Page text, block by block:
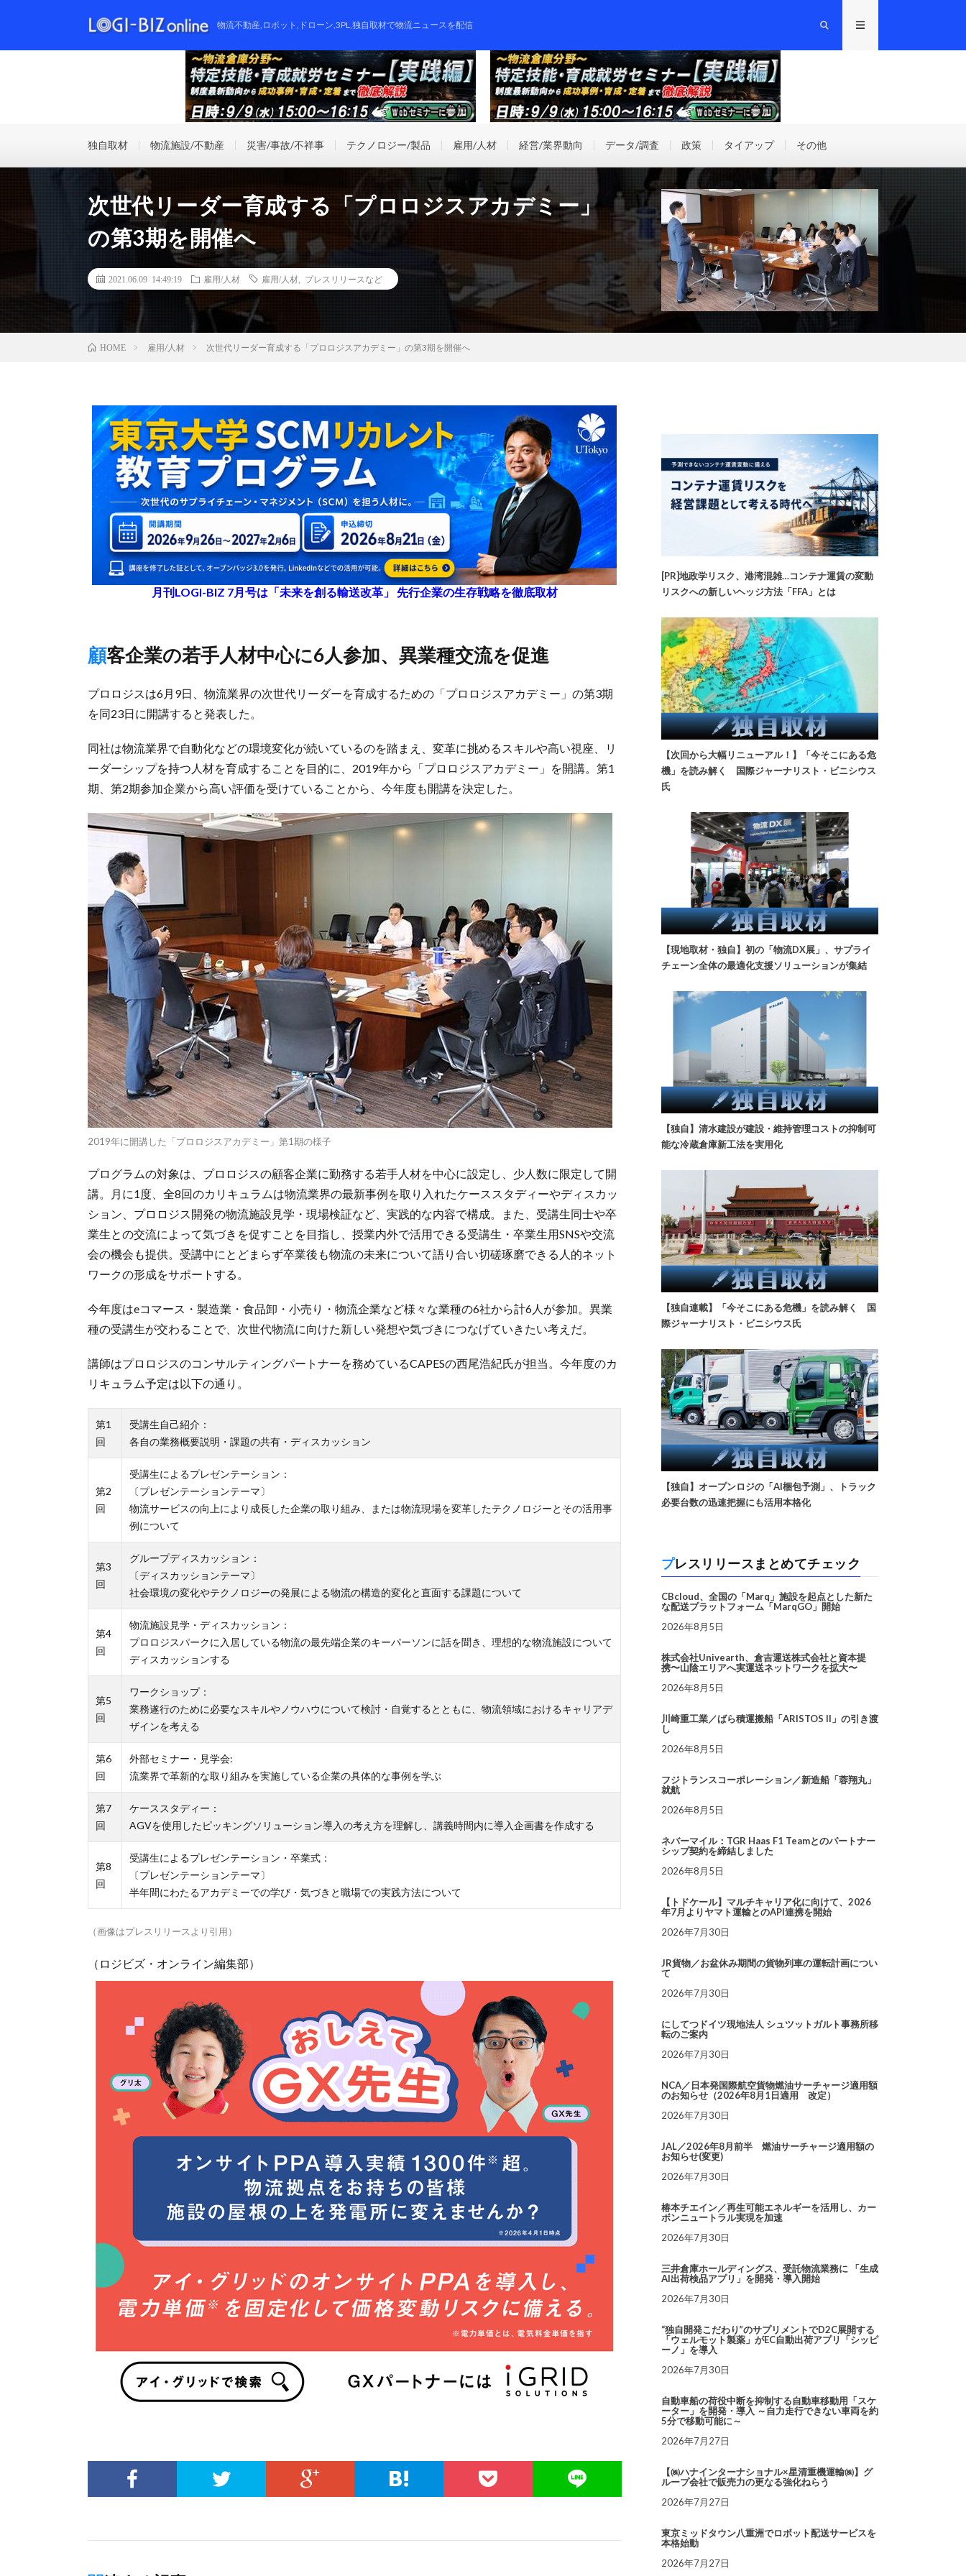
物流不動産,ロボット,ドローン,3PL,独自取材で物流ニュースを配信
独自取材 物流施設/不動産 災害/事故/不祥事 テクノロジー/製品 雇用/人材 経営/業界動向 データ/調査 政策 タイアップ その他
次世代リーダー育成する「プロロジスアカデミー」
の第3期を開催へ
2021.06.09 14:49:19 雇用/人材 雇用/人材 プレスリリースなど
HOME 雇用/人材 次世代リーダー育成する「プロロジスアカデミー」の第3期を開催へ
月刊LOGI-BIZ 7月号は「未来を創る輸送改革」 先行企業の生存戦略を徹底取材
顧客企業の若手人材中心に6人参加、異業種交流を促進
プロロジスは6月9日、物流業界の次世代リーダーを育成するための「プロロジスアカデミー」の第3期
を同23日に開講すると発表した。
同社は物流業界で自動化などの環境変化が続いているのを踏まえ、変革に挑めるスキルや高い視座、リ
ーダーシップを持つ人材を育成することを目的に、2019年から「プロロジスアカデミー」を開講。第1
期、第2期参加企業から高い評価を受けていることから、今年度も開講を決定した。
2019年に開講した「プロロジスアカデミー」第1期の様子
プログラムの対象は、プロロジスの顧客企業に勤務する若手人材を中心に設定し、少人数に限定して開
講。月に1度、全8回のカリキュラムは物流業界の最新事例を取り入れたケーススタディーやディスカッ
ション、プロロジス開発の物流施設見学・現場検証など、実践的な内容で構成。また、受講生同士や卒
業生との交流によって気づきを促すことを目指し、授業内外で活用できる受講生・卒業生用SNSや交流
会の機会も提供。受講中にとどまらず卒業後も物流の未来について語り合い切磋琢磨できる人的ネット
ワークの形成をサポートする。
今年度はeコマース・製造業・食品卸・小売り・物流企業など様々な業種の6社から計6人が参加。異業
種の受講生が交わることで、次世代物流に向けた新しい発想や気づきにつなげていきたい考えだ。
講師はプロロジスのコンサルティングパートナーを務めているCAPESの西尾浩紀氏が担当。今年度のカ
リキュラム予定は以下の通り。
第1
回
受講生自己紹介：
各自の業務概要説明・課題の共有・ディスカッション
第2
回
受講生によるプレゼンテーション：
〔プレゼンテーションテーマ〕
物流サービスの向上により成長した企業の取り組み、または物流現場を変革したテクノロジーとその活用事
例について
第3
回
グループディスカッション：
〔ディスカッションテーマ〕
社会環境の変化やテクノロジーの発展による物流の構造的変化と直面する課題について
第4
回
物流施設見学・ディスカッション：
プロロジスパークに入居している物流の最先端企業のキーパーソンに話を聞き、理想的な物流施設について
ディスカッションする
第5
回
ワークショップ：
業務遂行のために必要なスキルやノウハウについて検討・自覚するとともに、物流領域におけるキャリアデ
ザインを考える
第6
回
外部セミナー・見学会:
流業界で革新的な取り組みを実施している企業の具体的な事例を学ぶ
第7
回
ケーススタディー：
AGVを使用したピッキングソリューション導入の考え方を理解し、講義時間内に導入企画書を作成する
第8
回
受講生によるプレゼンテーション・卒業式：
〔プレゼンテーションテーマ〕
半年間にわたるアカデミーでの学び・気づきと職場での実践方法について
（画像はプレスリリースより引用）
（ロジビズ・オンライン編集部）
[PR]地政学リスク、港湾混雑…コンテナ運賃の変動
リスクへの新しいヘッジ方法「FFA」とは
【次回から大幅リニューアル！】「今そこにある危
機」を読み解く 国際ジャーナリスト・ビニシウス
氏
【現地取材・独自】初の「物流DX展」、サプライ
チェーン全体の最適化支援ソリューションが集結
【独自】清水建設が建設・維持管理コストの抑制可
能な冷蔵倉庫新工法を実用化
【独自連載】「今そこにある危機」を読み解く 国
際ジャーナリスト・ビニシウス氏
【独自】オープンロジの「AI梱包予測」、トラック
必要台数の迅速把握にも活用本格化
プレスリリースまとめてチェック
CBcloud、全国の「Marq」施設を起点とした新た
な配送プラットフォーム「MarqGO」開始
2026年8月5日
株式会社Univearth、倉吉運送株式会社と資本提
携〜山陰エリアへ実運送ネットワークを拡大〜
2026年8月5日
川崎重工業／ばら積運搬船「ARISTOS II」の引き渡
し
2026年8月5日
フジトランスコーポレーション／新造船「蓉翔丸」
就航
2026年8月5日
ネバーマイル：TGR Haas F1 Teamとのパートナー
シップ契約を締結しました
2026年8月5日
【トドケール】マルチキャリア化に向けて、2026
年7月よりヤマト運輸とのAPI連携を開始
2026年7月30日
JR貨物／お盆休み期間の貨物列車の運転計画につい
て
2026年7月30日
にしてつドイツ現地法人 シュツットガルト事務所移
転のご案内
2026年7月30日
NCA／日本発国際航空貨物燃油サーチャージ適用額
のお知らせ（2026年8月1日適用 改定）
2026年7月30日
JAL／2026年8月前半 燃油サーチャージ適用額の
お知らせ(変更)
2026年7月30日
椿本チエイン／再生可能エネルギーを活用し、カー
ボンニュートラル実現を加速
2026年7月30日
三井倉庫ホールディングス、受託物流業務に 「生成
AI出荷検品アプリ」を開発・導入開始
2026年7月30日
“独自開発こだわり”のサプリメントでD2C展開する
「ウェルモット製薬」がEC自動出荷アプリ「シッピ
ーノ」を導入
2026年7月30日
自動車船の荷役中断を抑制する自動車移動用「スケ
ーター」を開発・導入 ～自力走行できない車両を約
5分で移動可能に～
2026年7月27日
【㈱ハナインターナショナル×星清重機運輸㈱】グ
ループ会社で販売力の更なる強化ねらう
2026年7月27日
東京ミッドタウン八重洲でロボット配送サービスを
本格始動
2026年7月27日